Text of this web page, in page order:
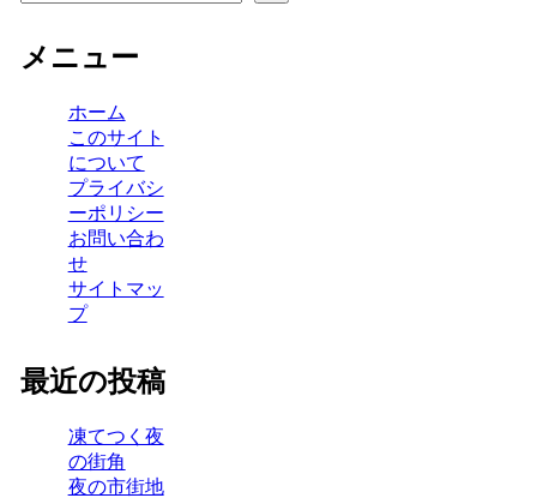
メニュー
ホーム
このサイト
について
プライバシ
ーポリシー
お問い合わ
せ
サイトマッ
プ
最近の投稿
凍てつく夜
の街角
夜の市街地